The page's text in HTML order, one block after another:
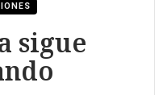
sigue